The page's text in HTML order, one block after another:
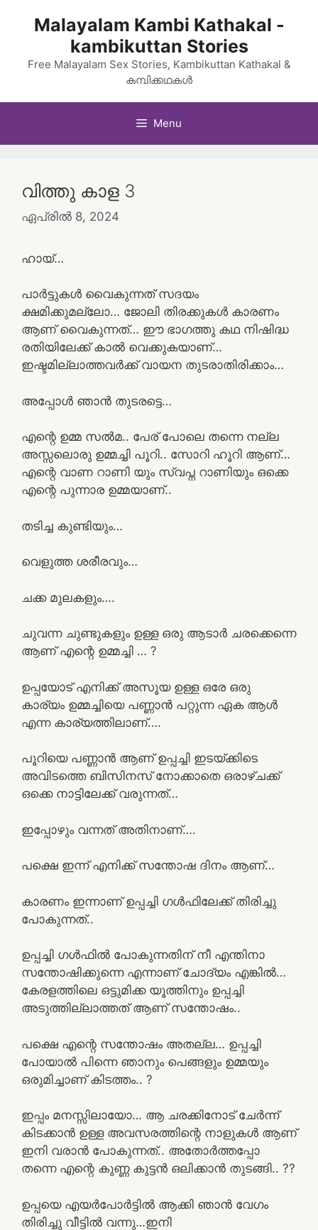
Malayalam Kambi Kathakal -
kambikuttan Stories
Free Malayalam Sex Stories, Kambikuttan Kathakal &
കമ്പിക്കഥകൾ
Menu
വിത്തു കാള 3
ഏപ്രിൽ 8, 2024
ഹായ്…
പാർട്ടുകൾ വൈകുന്നത് സദയം
ക്ഷമിക്കുമല്ലോ… ജോലി തിരക്കുകൾ കാരണം
ആണ് വൈകുന്നത്… ഈ ഭാഗത്തു കഥ നിഷിദ്ധ
രതിയിലേക്ക് കാൽ വെക്കുകയാണ്…
ഇഷ്ടമില്ലാത്തവർക്ക് വായന തുടരാതിരിക്കാം…
അപ്പോൾ ഞാൻ തുടരട്ടെ…
എന്റെ ഉമ്മ സൽമ.. പേര് പോലെ തന്നെ നല്ല
അസ്സലൊരു ഉമ്മച്ചി പൂറി.. സോറി ഹൂറി ആണ്…
എന്റെ വാണ റാണി യും സ്വപ്ന റാണിയും ഒക്കെ
എന്റെ പുന്നാര ഉമ്മയാണ്..
തടിച്ച കുണ്ടിയും…
വെളുത്ത ശരീരവും…
ചക്ക മുലകളും….
ചുവന്ന ചുണ്ടുകളും ഉള്ള ഒരു ആടാർ ചരക്കെന്നെ
ആണ് എന്റെ ഉമ്മച്ചി … ?
ഉപ്പയോട് എനിക്ക് അസൂയ ഉള്ള ഒരേ ഒരു
കാര്യം ഉമ്മച്ചിയെ പണ്ണാൻ പറ്റുന്ന ഏക ആൾ
എന്ന കാര്യത്തിലാണ്….
പൂറിയെ പണ്ണാൻ ആണ് ഉപ്പച്ചി ഇടയ്ക്കിടെ
അവിടത്തെ ബിസിനസ്‌ നോക്കാതെ ഒരാഴ്ചക്ക്‌
ഒക്കെ നാട്ടിലേക്ക് വരുന്നത്…
ഇപ്പോഴും വന്നത് അതിനാണ്….
പക്ഷെ ഇന്ന് എനിക്ക് സന്തോഷ ദിനം ആണ്…
കാരണം ഇന്നാണ് ഉപ്പച്ചി ഗൾഫിലേക്ക് തിരിച്ചു
പോകുന്നത്..
ഉപ്പച്ചി ഗൾഫിൽ പോകുന്നതിന് നീ എന്തിനാ
സന്തോഷിക്കുന്നെ എന്നാണ് ചോദ്യം എങ്കിൽ…
കേരളത്തിലെ ഒട്ടുമിക്ക യൂത്തിനും ഉപ്പച്ചി
അടുത്തില്ലാത്തത് ആണ് സന്തോഷം..
പക്ഷെ എന്റെ സന്തോഷം അതല്ല… ഉപ്പച്ചി
പോയാൽ പിന്നെ ഞാനും പെങ്ങളും ഉമ്മയും
ഒരുമിച്ചാണ് കിടത്തം.. ?
ഇപ്പം മനസ്സിലായോ… ആ ചരക്കിനോട് ചേർന്ന്
കിടക്കാൻ ഉള്ള അവസരത്തിന്റെ നാളുകൾ ആണ്
ഇനി വരാൻ പോകുന്നത്.. അതോർത്തപ്പോ
തന്നെ എന്റെ കുണ്ണ കുട്ടൻ ഒലിക്കാൻ തുടങ്ങി.. ??
ഉപ്പയെ എയർപോർട്ടിൽ ആക്കി ഞാൻ വേഗം
തിരിച്ചു വീട്ടിൽ വന്നു…ഇനി